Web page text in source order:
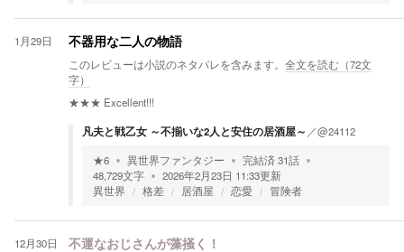
1月29日 不器用な二人の物語
このレビューは小説のネタバレを含みます。 全文を読む（72文
字）
★★★ Excellent!!!
凡夫と戦乙女 ～不揃いな2人と安住の居酒屋～ ／@24112
★6 異世界ファンタジー 完結済31話
48,729文字 2026年2月23日 11:33更新
異世界
格差 居酒屋 恋愛 冒険者
12月30日 不運なおじさんが藻掻く！